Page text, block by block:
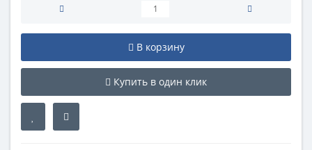
В корзину
Купить в один клик